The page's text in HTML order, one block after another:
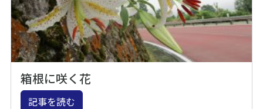
箱根に咲く花
記事を読む